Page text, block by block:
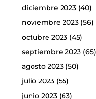
diciembre 2023(40)
noviembre 2023(56)
octubre 2023(45)
septiembre 2023(65)
agosto 2023(50)
julio 2023(55)
junio 2023(63)